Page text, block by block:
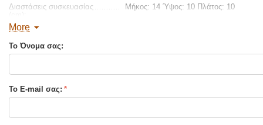
Διαστάσεις συσκευασίας
Μήκος: 14 Ύψος: 10 Πλάτος: 10
More
Το Όνομα σας:
Το E-mail σας: